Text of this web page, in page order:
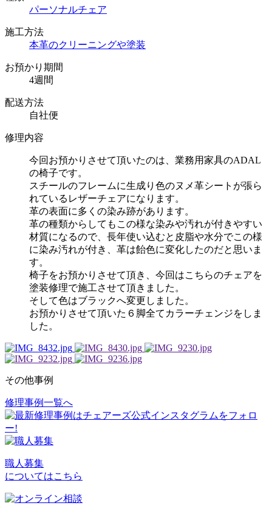
パーソナルチェア
施工方法
本革のクリーニングや塗装
お預かり期間
4週間
配送方法
自社便
修理内容
今回お預かりさせて頂いたのは、業務用家具のADAL
の椅子です。
スチールのフレームに生成り色のヌメ革シートが張ら
れているレザーチェアになります。
革の表面に多くの染み跡があります。
革の種類からしてもこの様な染みや汚れが付きやすい
材質になるので、長年使い込むと皮脂や水分でこの様
に染み汚れが付き、革は飴色に変化したのだと思いま
す。
椅子をお預かりさせて頂き、今回はこちらのチェアを
塗装修理で施工させて頂きました。
そして色はブラックへ変更しました。
お預かりさせて頂いた６脚全てカラーチェンジをしま
した。
その他事例
投
稿
ナ
ビ
ゲ
ー
修理事例一覧へ
職人募集
についてはこちら